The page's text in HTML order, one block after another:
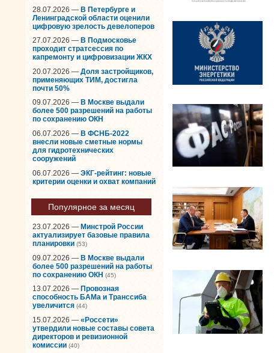
28.07.2026 — В Петербурге и
Ленинградской области оценили
цифровую зрелость девелоперов
27.07.2026 — В Подмосковье
проходит стратсессия по
капремонту и цифровизации ЖКХ
20.07.2026 — Доля застройщиков,
применяющих ТИМ, достигла
почти 50%
09.07.2026 — В Москве выдали
более 500 разрешений на работы
по сохранению ОКН
06.07.2026 — В ФСНБ-2022
внесли новые сметные нормы
для гидротехнических
сооружений
06.07.2026 — ЭКГ-рейтинг: новые
критерии оценки и охват компаний
Популярное за месяц
23.07.2026 — Минстрой России
актуализирует базовые правила
планировки (53)
09.07.2026 — В Москве выдали
более 500 разрешений на работы
по сохранению ОКН (45)
13.07.2026 — Провозная
способность БАМа и Транссиба
увеличится (44)
15.07.2026 — «Россети»
утвердили новые составы совета
директоров и ревизионной
комиссии (40)